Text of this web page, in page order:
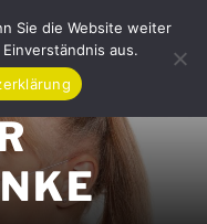
Sie die Website weiter
aus.